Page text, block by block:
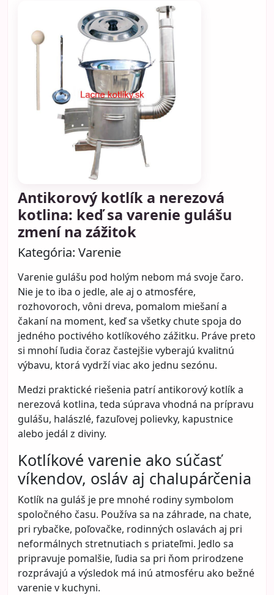
Antikorový kotlík a nerezová
kotlina: keď sa varenie gulášu
zmení na zážitok
Kategória: Varenie
Varenie gulášu pod holým nebom má svoje čaro.
Nie je to iba o jedle, ale aj o atmosfére,
rozhovoroch, vôni dreva, pomalom miešaní a
čakaní na moment, keď sa všetky chute spoja do
jedného poctivého kotlíkového zážitku. Práve preto
si mnohí ľudia čoraz častejšie vyberajú kvalitnú
výbavu, ktorá vydrží viac ako jednu sezónu.
Medzi praktické riešenia patríantikorový kotlík a
nerezová kotlina, teda súprava vhodná na prípravu
gulášu, halászlé, fazuľovej polievky, kapustnice
alebo jedál z diviny.
Kotlíkové varenie ako súčasť
víkendov, osláv aj chalupárčenia
Kotlík na guláš je pre mnohé rodiny symbolom
spoločného času. Používa sa na záhrade, na chate,
pri rybačke, poľovačke, rodinných oslavách aj pri
neformálnych stretnutiach s priateľmi. Jedlo sa
pripravuje pomalšie, ľudia sa pri ňom prirodzene
rozprávajú a výsledok má inú atmosféru ako bežné
varenie v kuchyni.